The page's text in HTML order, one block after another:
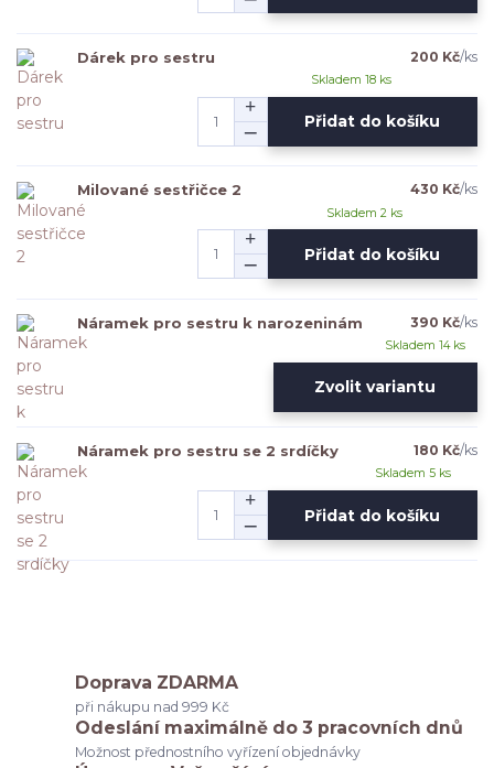
Dárek pro sestru 200 Kč/ks
Skladem 18 ks
Přidat do košíku
Milované sestřičce 2 430 Kč/ks
Skladem 2 ks
Přidat do košíku
Náramek pro sestru k narozeninám 390 Kč/ks
Skladem 14 ks
Zvolit variantu
Náramek pro sestru se 2 srdíčky 180 Kč/ks
Skladem 5 ks
Přidat do košíku
Doprava ZDARMA
při nákupu nad 999 Kč
Odeslání maximálně do 3 pracovních dnů
Možnost přednostního vyřízení objednávky